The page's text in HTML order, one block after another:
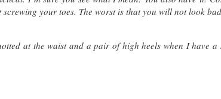
your toes. The worst is that you will not look
at the waist and a pair of high heels when I have